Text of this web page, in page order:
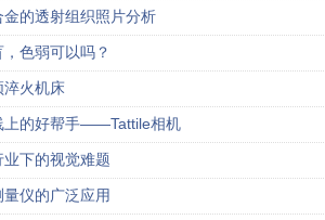
的透射组织照片分析
色弱可以吗？
淬火机床
上的好帮手——Tattile相机
业下的视觉难题
仪的广泛应用